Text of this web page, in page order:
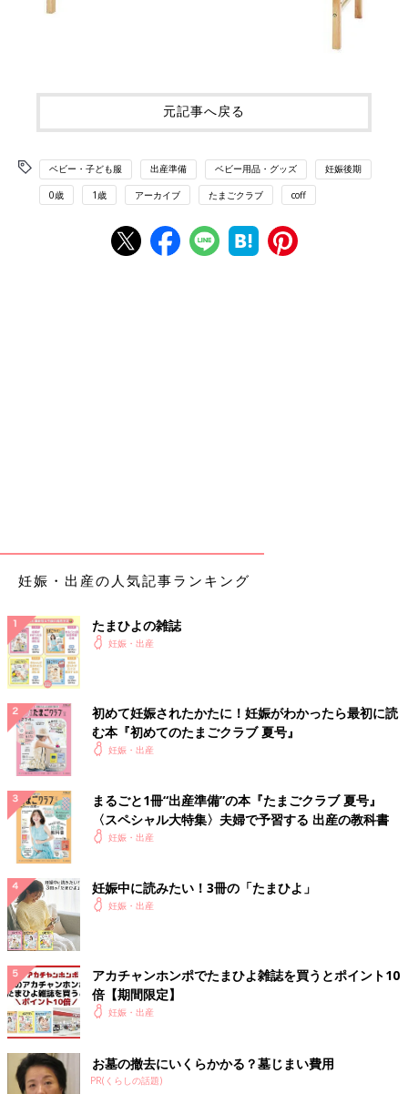
元記事へ戻る
ベビー・子ども服 出産準備 ベビー用品・グッズ 妊娠後期
0歳 1歳 アーカイブ たまごクラブ coff
妊娠・出産の人気記事ランキング
たまひよの雑誌
妊娠・出産
初めて妊娠されたかたに！妊娠がわかったら最初に読
む本『初めてのたまごクラブ 夏号』
妊娠・出産
まるごと1冊“出産準備”の本『たまごクラブ 夏号』
〈スペシャル大特集〉夫婦で予習する 出産の教科書
妊娠・出産
妊娠中に読みたい！3冊の「たまひよ」
妊娠・出産
アカチャンホンポでたまひよ雑誌を買うとポイント10
倍【期間限定】
妊娠・出産
お墓の撤去にいくらかかる？墓じまい費用
PR(くらしの話題)